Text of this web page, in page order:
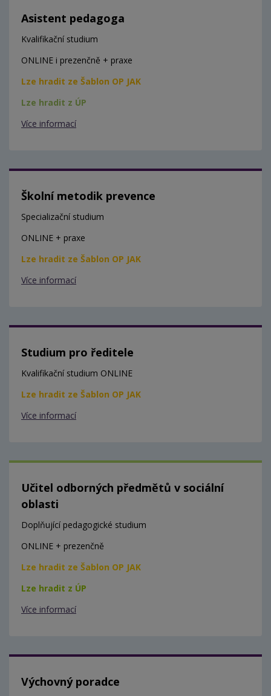
Asistent pedagoga
Kvalifikační studium
ONLINE i prezenčně + praxe
Lze hradit ze Šablon OP JAK
Lze hradit z ÚP
Více informací
Školní metodik prevence
Specializační studium
ONLINE + praxe
Lze hradit ze Šablon OP JAK
Více informací
Studium pro ředitele
Kvalifikační studium ONLINE
Lze hradit ze Šablon OP JAK
Více informací
Učitel odborných předmětů v sociální
oblasti
Doplňující pedagogické studium
ONLINE + prezenčně
Lze hradit ze Šablon OP JAK
Lze hradit z ÚP
Více informací
Výchovný poradce